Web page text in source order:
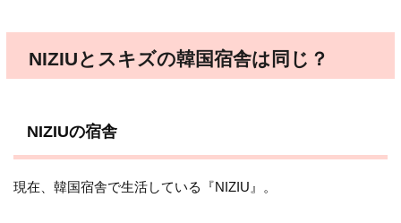
NIZIUとスキズの韓国宿舎は同じ？
NIZIUの宿舎
現在、韓国宿舎で生活している『NIZIU』。